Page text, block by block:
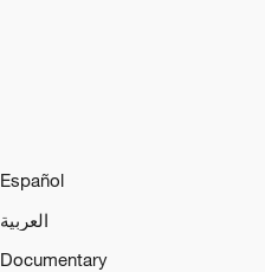
Español
العربية
Documentary